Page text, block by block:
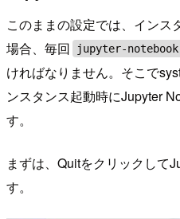
このままの設定では、インス
場合、毎回
jupyter-notebook
ければなりません。そこで
ンスタンス起動時にJupyter
す。
まずは、Quitをクリックして
す。